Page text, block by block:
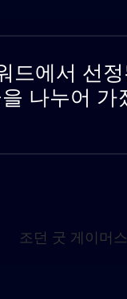
에서 선
나누어 가